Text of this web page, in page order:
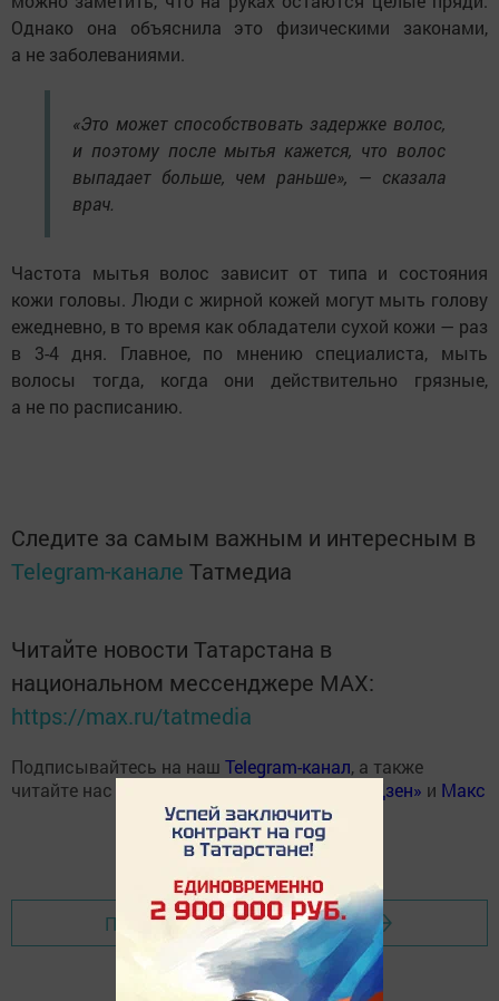
Однако она объяснила это физическими законами,
а не заболеваниями.
«Это может способствовать задержке волос,
и поэтому после мытья кажется, что волос
выпадает больше, чем раньше», — сказала
врач.
Частота мытья волос зависит от типа и состояния
кожи головы. Люди с жирной кожей могут мыть голову
ежедневно, в то время как обладатели сухой кожи — раз
в 3-4 дня. Главное, по мнению специалиста, мыть
волосы тогда, когда они действительно грязные,
а не по расписанию.
Следите за самым важным и интересным в
Telegram-канале Татмедиа
Читайте новости Татарстана в
национальном мессенджере MАХ:
https://max.ru/tatmedia
Подписывайтесь на наш Telegram-канал, а также
читайте нас
«Дзен» и Макс
Перейти на страницу новости